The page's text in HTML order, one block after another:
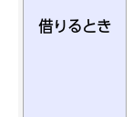
借りるとき